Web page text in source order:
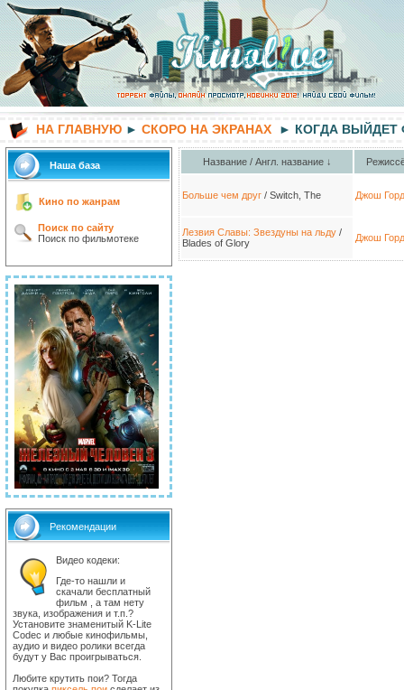
НА ГЛАВНУЮ ► СКОРО НА ЭКРАНАХ ► КОГДА ВЫЙДЕТ
Наша база
Кино по жанрам
Поиск по сайту
Поиск по фильмотеке
Рекомендации
Видео кодеки:
Где-то нашли и
скачали бесплатный
фильм , а там нету
звука, изображения и т.п.?
Установите знаменитый K-Lite
Codec и любые кинофильмы,
аудио и видео ролики всегда
будут у Вас проигрываться.
Любите крутить пои? Тогда
Название / Англ. название ↓
Больше чем друг / Switch, The Джош
Лезвия Славы: Звездуны на льду /
Blades of Glory
Джош